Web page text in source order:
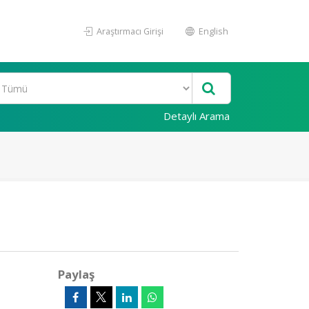
Araştırmacı Girişi English
Detaylı Arama
Paylaş